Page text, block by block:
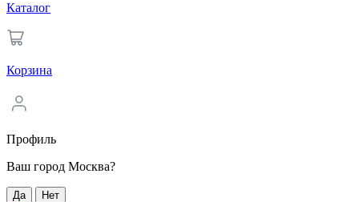
Каталог
Корзина
Профиль
Ваш город Москва?
Да Нет